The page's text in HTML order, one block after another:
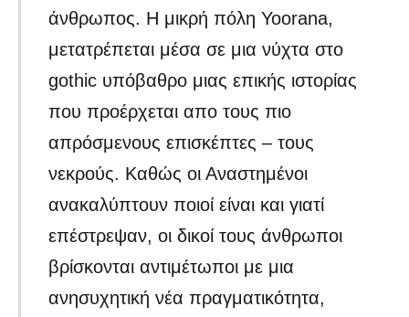
άνθρωπος. Η μικρή πόλη Yoorana,
μετατρέπεται μέσα σε μια νύχτα στο
gothic υπόβαθρο μιας επικής ιστορίας
που προέρχεται απο τους πιο
απρόσμενους επισκέπτες – τους
νεκρούς. Καθώς οι Αναστημένοι
ανακαλύπτουν ποιοί είναι και γιατί
επέστρεψαν, οι δικοί τους άνθρωποι
βρίσκονται αντιμέτωποι με μια
ανησυχητική νέα πραγματικότητα,